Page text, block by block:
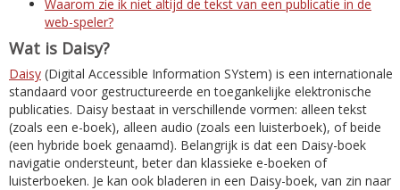
Waarom zie ik niet altijd de tekst van een publicatie in de
web-speler?
Wat is Daisy?
Daisy (Digital Accessible Information SYstem) is een internationale
standaard voor gestructureerde en toegankelijke elektronische
publicaties. Daisy bestaat in verschillende vormen: alleen tekst
(zoals een e-boek), alleen audio (zoals een luisterboek), of beide
(een hybride boek genaamd). Belangrijk is dat een Daisy-boek
navigatie ondersteunt, beter dan klassieke e-boeken of
luisterboeken. Je kan ook bladeren in een Daisy-boek, van zin naar